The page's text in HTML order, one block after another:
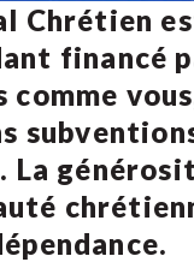
Chrétien
financé
La